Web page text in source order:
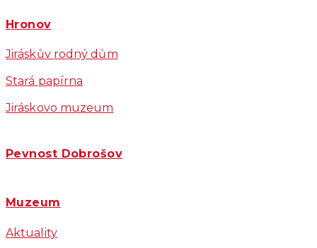
Hronov
Jiráskův rodný dům
Stará papírna
Jiráskovo muzeum
Pevnost Dobrošov
Muzeum
Aktuality